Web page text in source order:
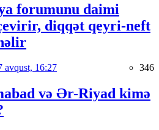
forumunu daimi
diqqət qeyri-neft
avqust, 16:27 346
və Ər-Riyad kimə